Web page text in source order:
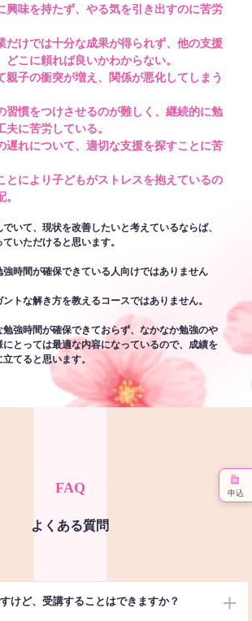
興味を持たず、やる気を引き出すのに苦労
だけでは十分な成果が得られず、他の支援
どこに頼れば良いかわからない。
親子の衝突が増え、関係が悪化してしまう
習慣をつけさせるのが難しく、継続的に勉
に苦労している。
遅れについて、適切な支援を探すことに苦
とにより子どもがストレスを抱えているの
いて、現状を改善したいと考えているならば、
いただけると思います。
時間が確保できている人向けではありません
トな解き方を教えるコースではありません。
勉強時間が確保できておらず、なかなか勉強のや
にとっては最適な内容になっているので、成績を
てると思います。
FAQ
よくある質問
けど、受講することはできますか？
申込